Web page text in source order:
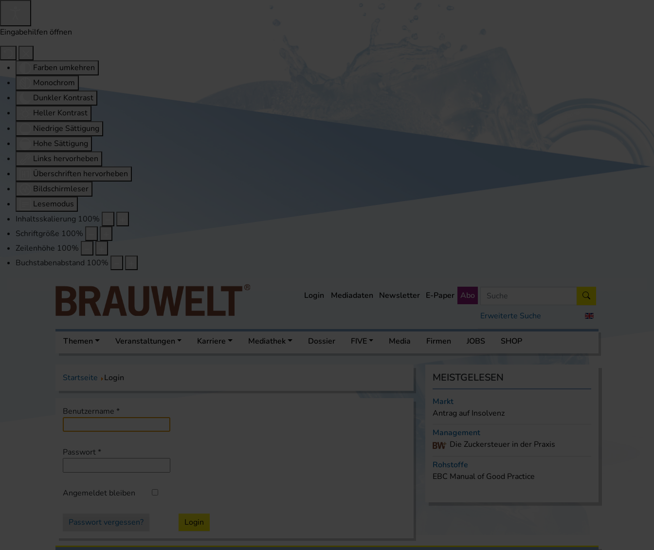
Eingabehilfen öffnen
Farben umkehren
Monochrom
Dunkler Kontrast
Heller Kontrast
Niedrige Sättigung
Hohe Sättigung
Links hervorheben
Überschriften hervorheben
Bildschirmleser
Lesemodus
Inhaltsskalierung 100%
Schriftgröße 100%
Zeilenhöhe 100%
Buchstabenabstand 100%
Erweiterte Suche
Login Mediadaten Newsletter E-Paper Abo
Themen Veranstaltungen Karriere Mediathek Dossier FIVE Media Firmen JOBS SHOP
Startseite Login
Benutzername *
Passwort *
Angemeldet bleiben
Passwort vergessen? Login
MEISTGELESEN
Markt
Antrag auf Insolvenz
Management
Die Zuckersteuer in der Praxis
Rohstoffe
EBC Manual of Good Practice